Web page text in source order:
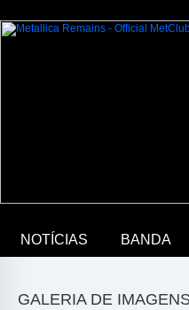
NOTÍCIAS BANDA
GALERIA DE